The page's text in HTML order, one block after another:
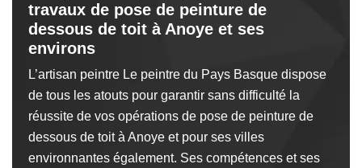
travaux de pose de peinture de
dessous de toit à Anoye et ses
environs
L’artisan peintre Le peintre du Pays Basque dispose
de tous les atouts pour garantir sans difficulté la
réussite de vos opérations de pose de peinture de
dessous de toit à Anoye et pour ses villes
environnantes également. Ses compétences et ses